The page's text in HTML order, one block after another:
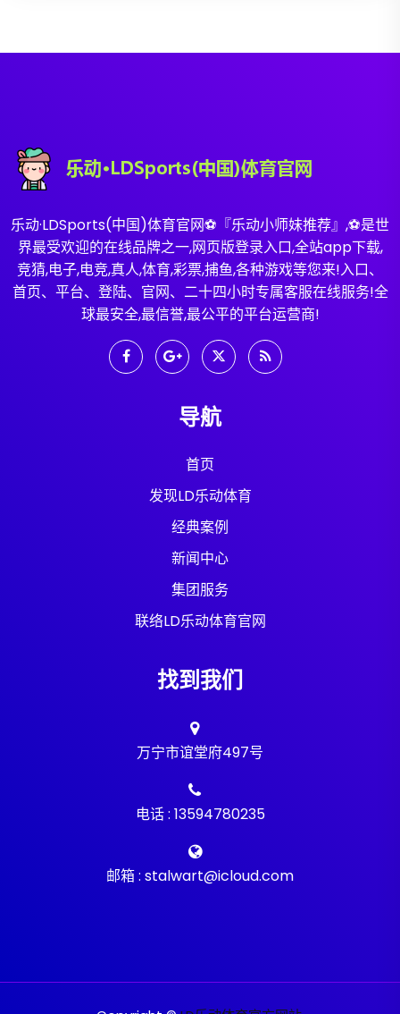
乐动·LDSports(中国)体育官网⚽️『乐动小师妹推荐』,⚽️是世
界最受欢迎的在线品牌之一,网页版登录入口,全站app下载,
竞猜,电子,电竞,真人,体育,彩票,捕鱼,各种游戏等您来!入口、
首页、平台、登陆、官网、二十四小时专属客服在线服务!全
球最安全,最信誉,最公平的平台运营商!
导航
首页
发现LD乐动体育
经典案例
新闻中心
集团服务
联络LD乐动体育官网
找到我们
万宁市谊堂府497号
电话 : 13594780235
邮箱 : stalwart@icloud.com